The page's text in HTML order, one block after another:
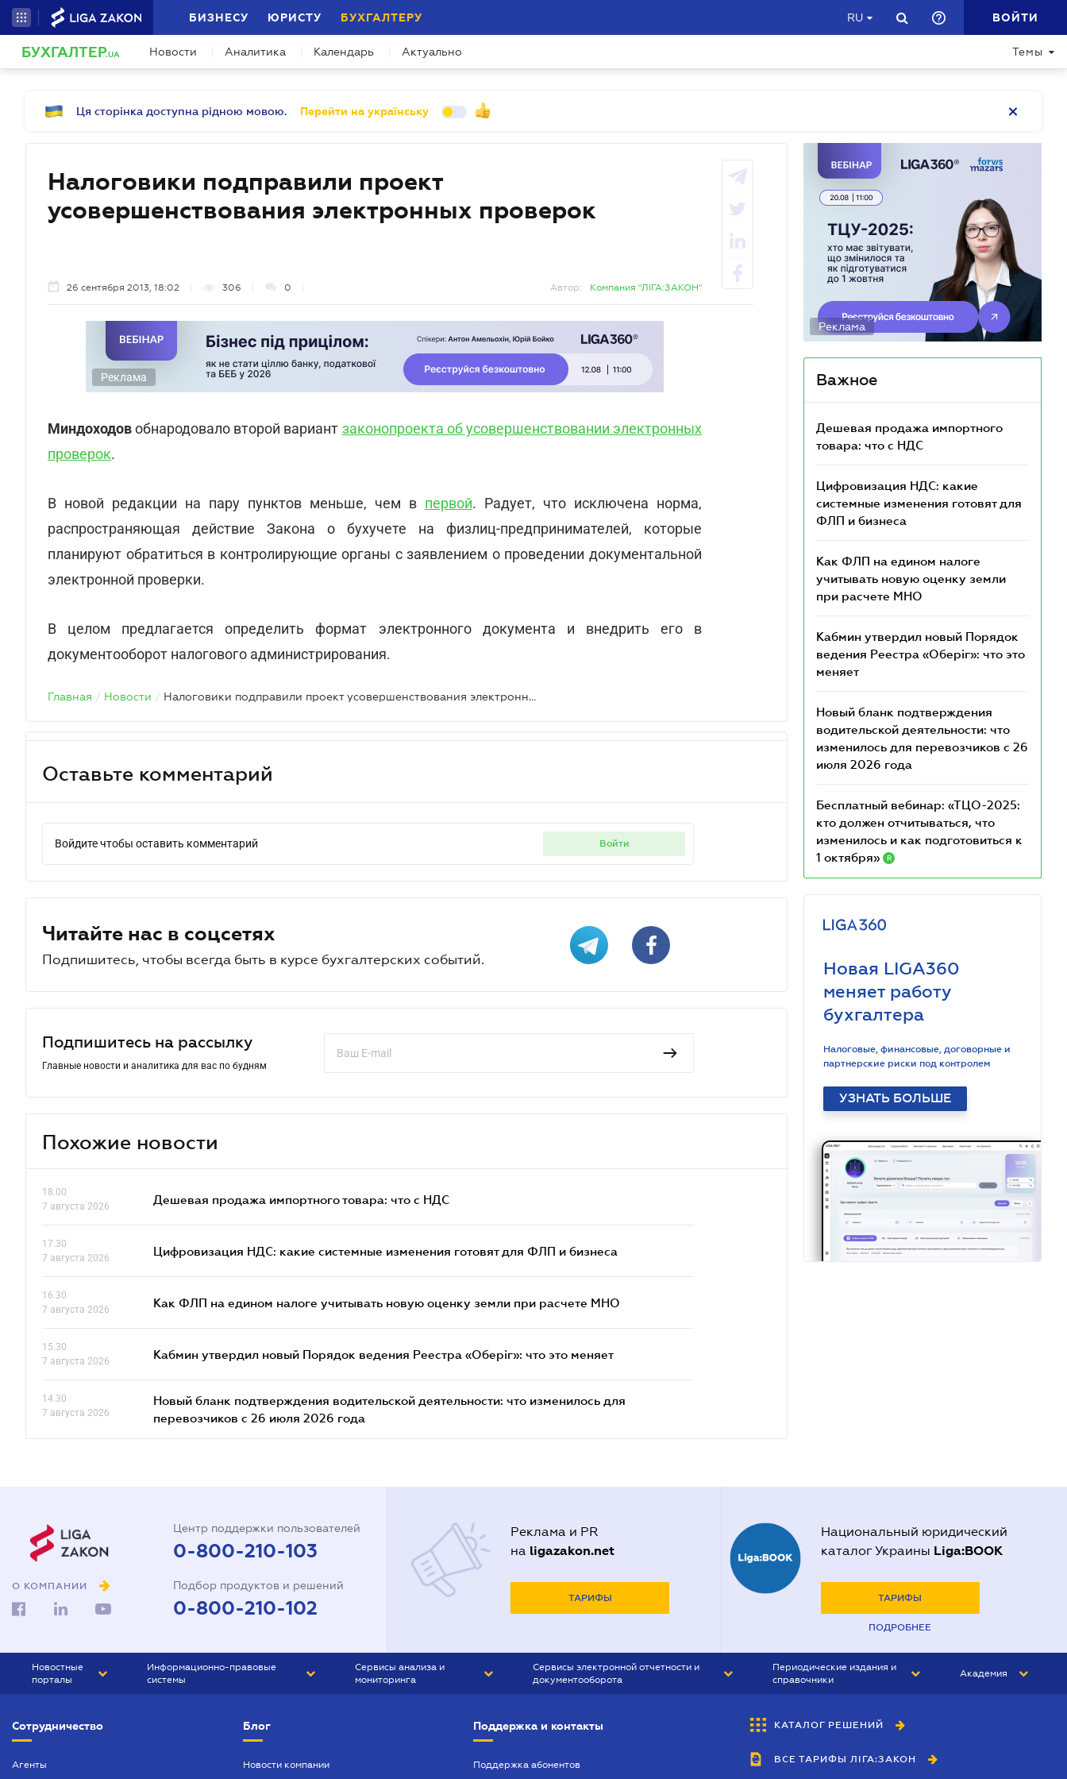
БИЗНЕСУ ЮРИСТУ БУХГАЛТЕРУ RU ВОЙТИ
БУХГАЛТЕР.UA Новости Аналитика Календарь Актуально Темы
Ця сторінка доступна рідною мовою. Перейти на українську
Налоговики подправили проект
усовершенствования электронных проверок
26 сентября 2013, 18:02 306 0 Автор: Компания "ЛІГА:ЗАКОН"
Реклама
Миндоходовобнародовало второй вариант законопроекта об усовершенствовании электронных
проверок.
В новой редакции на пару пунктов меньше, чем в первой. Радует, что исключена норма,
распространяющая действие Закона о бухучете на физлиц-предпринимателей, которые
планируют обратиться в контролирующие органы с заявлением о проведении документальной
электронной проверки.
В целом предлагается определить формат электронного документа и внедрить его в
документооборот налогового администрирования.
Главная / Новости / Налоговики подправили проект усовершенствования электронных проверок
Оставьте комментарий
Войдите чтобы оставить комментарий войти
Читайте нас в соцсетях
Подпишитесь, чтобы всегда быть в курсе бухгалтерских событий.
Подпишитесь на рассылку
Главные новости и аналитика для вас по будням
Похожие новости
18.00
7 августа 2026
Дешевая продажа импортного товара: что c НДС
17.30
7 августа 2026
Цифровизация НДС: какие системные изменения готовят для ФЛП и бизнеса
16.30
7 августа 2026
Как ФЛП на едином налоге учитывать новую оценку земли при расчете МНО
15.30
7 августа 2026
Кабмин утвердил новый Порядок ведения Реестра «Оберіг»: что это меняет
14.30
7 августа 2026
Новый бланк подтверждения водительской деятельности: что изменилось для
перевозчиков с 26 июля 2026 года
Реклама
Важное
Дешевая продажа импортного
товара: что c НДС
Цифровизация НДС: какие
системные изменения готовят для
ФЛП и бизнеса
Как ФЛП на едином налоге
учитывать новую оценку земли
при расчете МНО
Кабмин утвердил новый Порядок
ведения Реестра «Оберіг»: что это
меняет
Новый бланк подтверждения
водительской деятельности: что
изменилось для перевозчиков с 26
июля 2026 года
Бесплатный вебинар: «ТЦО-2025:
кто должен отчитываться, что
изменилось и как подготовиться к
1 октября»
R
Новая LIGA360
меняет работу
бухгалтера
Налоговые, финансовые, договорные и
партнерские риски под контролем
УЗНАТЬ БОЛЬШЕ
О КОМПАНИИ
Центр поддержки пользователей
0-800-210-103
Подбор продуктов и решений
0-800-210-102
Реклама и PR
на ligazakon.net
ТАРИФЫ
Национальный юридический
каталог Украины Liga:BOOK
ТАРИФЫ
ПОДРОБНЕЕ
Новостные
порталы
БИЗНЕС
Информационно-правовые
системы
Сервисы анализа и
мониторинга
Сервисы электронной отчетности и
документооборота
Периодические издания и
справочники
БУХГАЛТЕР&ЗАКОН
ВЕСТНИК МСФО
Академия
Сотрудничество
Агенты
Блог
Новости компании
Поддержка и контакты
Поддержка абонентов
КАТАЛОГ РЕШЕНИЙ
ВСЕ ТАРИФЫ ЛІГА:ЗАКОН